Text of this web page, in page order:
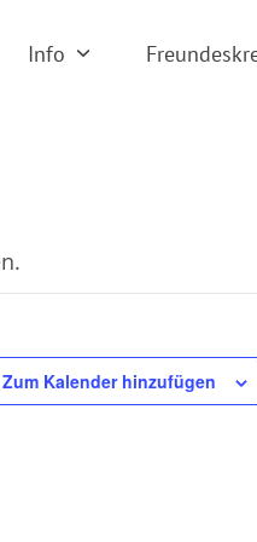
Info
Zum Kalender hinzufügen